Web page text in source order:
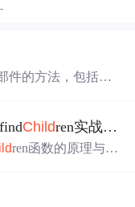
件的方法，包括不
Children实战技巧（附隐藏菜单栏案例）
ren函数的原理与应
法，强调类型安